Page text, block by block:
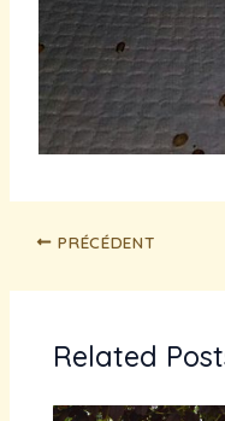
PRÉCÉDENT
Related